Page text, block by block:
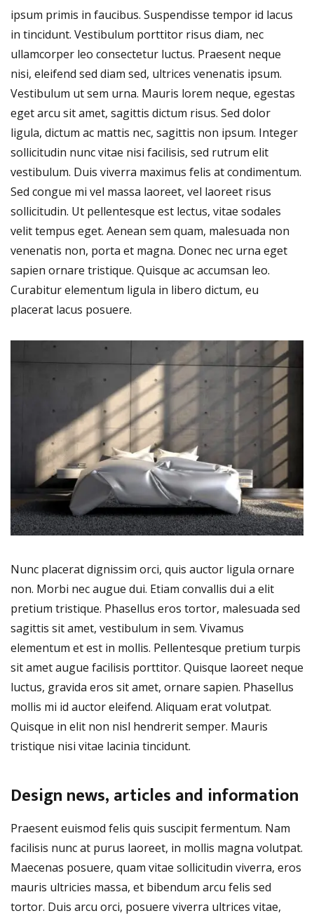
ipsum primis in faucibus. Suspendisse tempor id lacus
in tincidunt. Vestibulum porttitor risus diam, nec
ullamcorper leo consectetur luctus. Praesent neque
nisi, eleifend sed diam sed, ultrices venenatis ipsum.
Vestibulum ut sem urna. Mauris lorem neque, egestas
eget arcu sit amet, sagittis dictum risus. Sed dolor
ligula, dictum ac mattis nec, sagittis non ipsum. Integer
sollicitudin nunc vitae nisi facilisis, sed rutrum elit
vestibulum. Duis viverra maximus felis at condimentum.
Sed congue mi vel massa laoreet, vel laoreet risus
sollicitudin. Ut pellentesque est lectus, vitae sodales
velit tempus eget. Aenean sem quam, malesuada non
venenatis non, porta et magna. Donec nec urna eget
sapien ornare tristique. Quisque ac accumsan leo.
Curabitur elementum ligula in libero dictum, eu
placerat lacus posuere.
Nunc placerat dignissim orci, quis auctor ligula ornare
non. Morbi nec augue dui. Etiam convallis dui a elit
pretium tristique. Phasellus eros tortor, malesuada sed
sagittis sit amet, vestibulum in sem. Vivamus
elementum et est in mollis. Pellentesque pretium turpis
sit amet augue facilisis porttitor. Quisque laoreet neque
luctus, gravida eros sit amet, ornare sapien. Phasellus
mollis mi id auctor eleifend. Aliquam erat volutpat.
Quisque in elit non nisl hendrerit semper. Mauris
tristique nisi vitae lacinia tincidunt.
Design news, articles and information
Praesent euismod felis quis suscipit fermentum. Nam
facilisis nunc at purus laoreet, in mollis magna volutpat.
Maecenas posuere, quam vitae sollicitudin viverra, eros
mauris ultricies massa, et bibendum arcu felis sed
tortor. Duis arcu orci, posuere viverra ultrices vitae,